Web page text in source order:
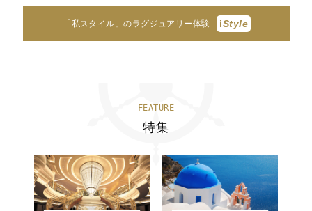
「私スタイル」のラグジュアリー体験 iStyle
FEATURE
特集